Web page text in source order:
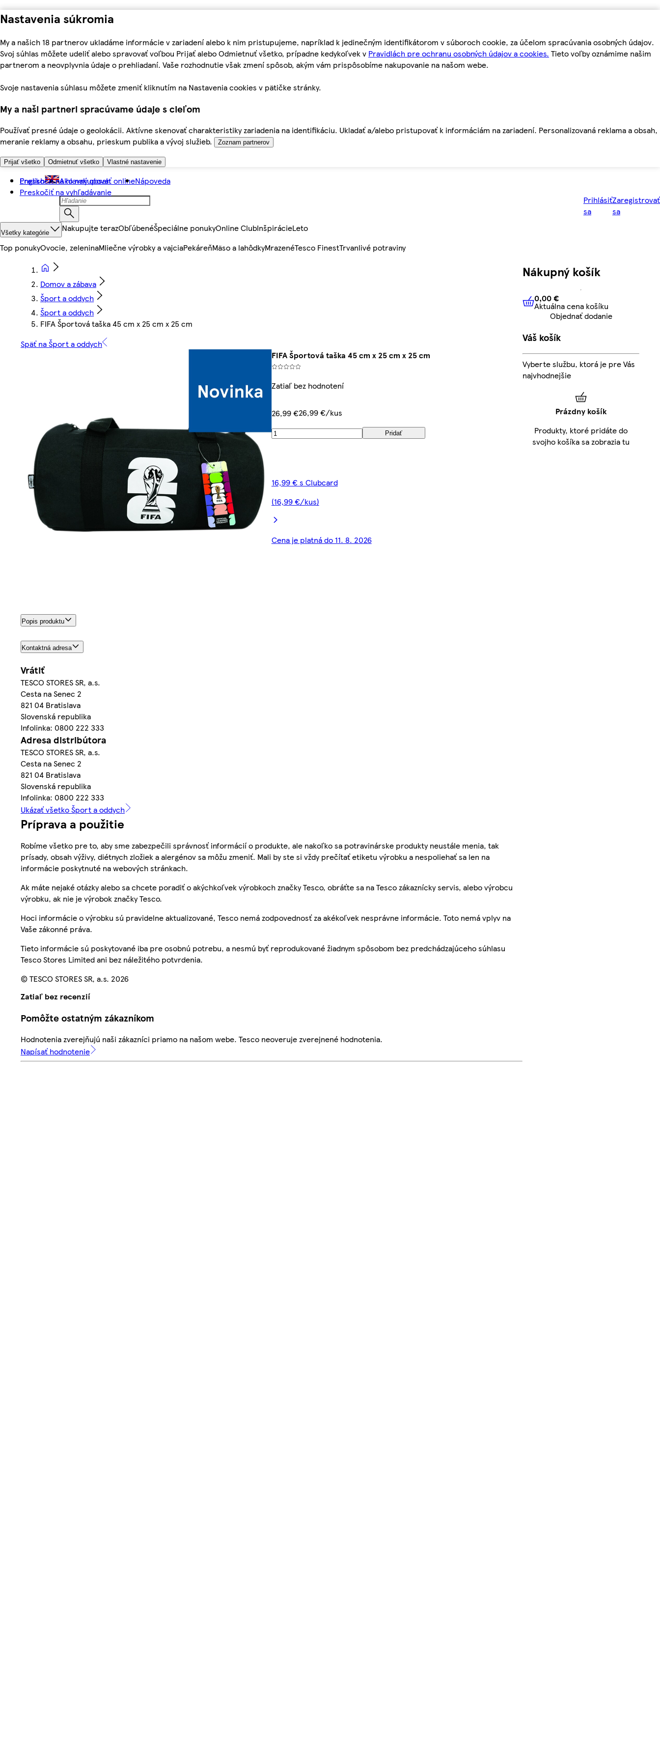
Nastavenia súkromia
My a našich 18 partnerov ukladáme informácie v zariadení alebo k nim pristupujeme, napríklad k jedinečným identifikátorom v súboroch cookie, za účelom spracúvania osobných údajov.
Svoj súhlas môžete udeliť alebo spravovať voľbou Prijať alebo Odmietnuť všetko, prípadne kedykoľvek v Pravidlách pre ochranu osobných údajov a cookies. Tieto voľby oznámime našim
partnerom a neovplyvnia údaje o prehliadaní. Vaše rozhodnutie však zmení spôsob, akým vám prispôsobíme nakupovanie na našom webe.
Svoje nastavenia súhlasu môžete zmeniť kliknutím na Nastavenia cookies v pätičke stránky.
My a naši partneri spracúvame údaje s cieľom
Používať presné údaje o geolokácii. Aktívne skenovať charakteristiky zariadenia na identifikáciu. Ukladať a/alebo pristupovať k informáciám na zariadení. Personalizovaná reklama a obsah,
meranie reklamy a obsahu, prieskum publika a vývoj služieb.
Zoznam partnerov
Prijať všetko Odmietnuť všetko Vlastné nastavenie
Preskočiť na hlavný obsah
Preskočiť na vyhľadávanie
English Ako nakupovať onlineNápoveda
Prihlásiť
sa
Zaregistrovať
sa
Všetky kategórie Nakupujte terazObľúbenéŠpeciálne ponukyOnline ClubInšpirácieLeto
Top ponukyOvocie, zeleninaMliečne výrobky a vajciaPekáreňMäso a lahôdkyMrazenéTesco FinestTrvanlivé potraviny
Domov a zábava
Šport a oddych
Šport a oddych
FIFA Športová taška 45 cm x 25 cm x 25 cm
Späť na Šport a oddych
FIFA Športová taška 45 cm x 25 cm x 25 cm
Zatiaľ bez hodnotení
26,99 €26,99 €/kus
Pridať
16,99 € s Clubcard
(16,99 €/kus)
Cena je platná do 11. 8. 2026
Popis produktu
Kontaktná adresa
Vrátiť
TESCO STORES SR, a.s.
Cesta na Senec 2
821 04 Bratislava
Slovenská republika
Infolinka: 0800 222 333
Adresa distribútora
TESCO STORES SR, a.s.
Cesta na Senec 2
821 04 Bratislava
Slovenská republika
Infolinka: 0800 222 333
Ukázať všetko Šport a oddych
Príprava a použitie
Robíme všetko pre to, aby sme zabezpečili správnosť informácií o produkte, ale nakoľko sa potravinárske produkty neustále menia, tak
prísady, obsah výživy, diétnych zložiek a alergénov sa môžu zmeniť. Mali by ste si vždy prečítať etiketu výrobku a nespoliehať sa len na
informácie poskytnuté na webových stránkach.
Ak máte nejaké otázky alebo sa chcete poradiť o akýchkoľvek výrobkoch značky Tesco, obráťte sa na Tesco zákaznícky servis, alebo výrobcu
výrobku, ak nie je výrobok značky Tesco.
Hoci informácie o výrobku sú pravidelne aktualizované, Tesco nemá zodpovednosť za akékoľvek nesprávne informácie. Toto nemá vplyv na
Vaše zákonné práva.
Tieto informácie sú poskytované iba pre osobnú potrebu, a nesmú byť reprodukované žiadnym spôsobom bez predchádzajúceho súhlasu
Tesco Stores Limited ani bez náležitého potvrdenia.
© TESCO STORES SR, a.s. 2026
Zatiaľ bez recenzií
Pomôžte ostatným zákazníkom
Hodnotenia zverejňujú naši zákazníci priamo na našom webe. Tesco neoveruje zverejnené hodnotenia.
Napísať hodnotenie
Nákupný košík
0,00 € Aktuálna cena košíku
0,00 €
Aktuálna cena košíku
Objednať dodanie
Váš košík
Vyberte službu, ktorá je pre Vás
najvhodnejšie
Prázdny košík
Produkty, ktoré pridáte do
svojho košíka sa zobrazia tu